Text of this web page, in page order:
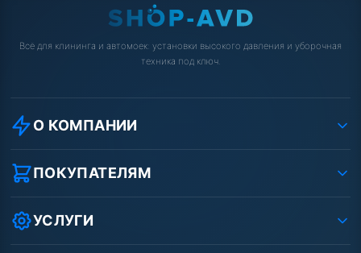
Всё для клининга и автомоек: установки высокого давления и уборочная
техника под ключ.
О КОМПАНИИ
О компании
Реквизиты ООО «Шоп АВД»
Защита данных клиента
Условия соглашения
Вакансии
ПОКУПАТЕЛЯМ
Как заказать?
Оплата
Доставка
УСЛУГИ
Ремонт АВД